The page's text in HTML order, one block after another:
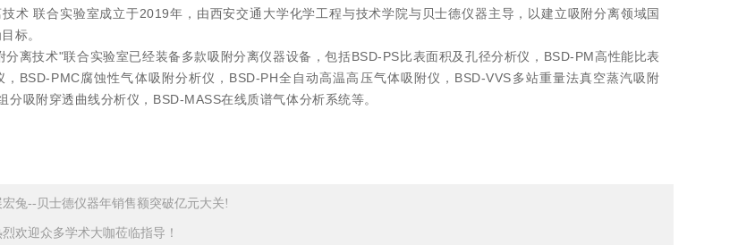
术 联合实验室成立于2019年，由西安交通大学化学工程与技术学院与贝士德仪器主导，以建立吸附分离领域国
标。
分离技术"联合实验室已经装备多款吸附分离仪器设备，包括BSD-PS比表面积及孔径分析仪，BSD-PM高性能比表
，BSD-PMC腐蚀性气体吸附分析仪，BSD-PH全自动高温高压气体吸附仪，BSD-VVS多站重量法真空蒸汽吸附
分吸附穿透曲线分析仪，BSD-MASS在线质谱气体分析系统等。
宏兔--贝士德仪器年销售额突破亿元大关!
欢迎众多学术大咖莅临指导！